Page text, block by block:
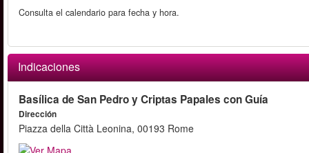
Consulta el calendario para fecha y hora.
Indicaciones
Basílica de San Pedro y Criptas Papales con Guía
Dirección
Piazza della Città Leonina, 00193 Rome